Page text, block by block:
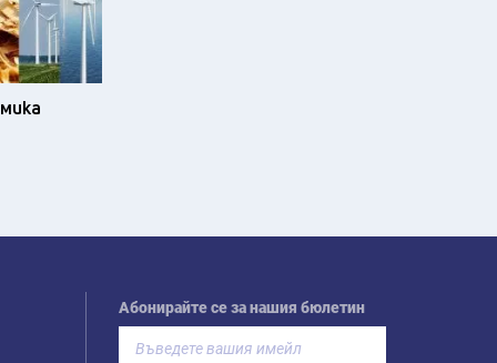
Абонирайте се за нашия бюлетин